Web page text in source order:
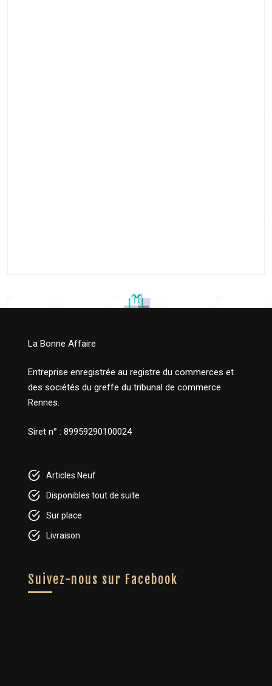
La Bonne Affaire
Entreprise enregistrée au registre du commerces et
des sociétés du greffe du tribunal de commerce
Rennes.
Siret n° : 89959290100024
Articles Neuf
Disponibles tout de suite
Sur place
Livraison
Suivez-nous sur Facebook